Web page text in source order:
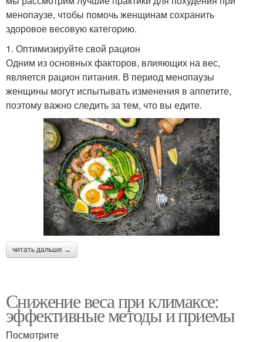
менопаузе, чтобы помочь женщинам сохранить
здоровое весовую категорию.
1. Оптимизируйте свой рацион
Одним из основных факторов, влияющих на вес,
является рацион питания. В период менопаузы
женщины могут испытывать изменения в аппетите,
поэтому важно следить за тем, что вы едите.
читать дальше →
Снижение веса при климаксе:
эффективные методы и приемы
Посмотрите